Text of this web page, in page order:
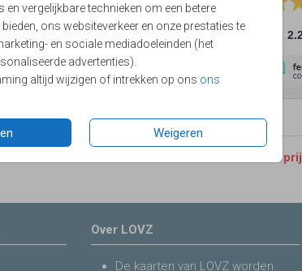
en vergelijkbare technieken om een betere
ons websiteverkeer en onze prestaties te
en sociale mediadoeleinden (het
advertenties).
altijd wijzigen of intrekken op ons ons
Weigeren
9.4
Formaten en
Over LOVZ
De kaarten van LOVZ worden